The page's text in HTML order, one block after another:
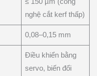
≤ 150 µm (công
nghệ cắt kerf thấp)
0,08–0,15 mm
Điều khiển bằng
servo, biến đổi